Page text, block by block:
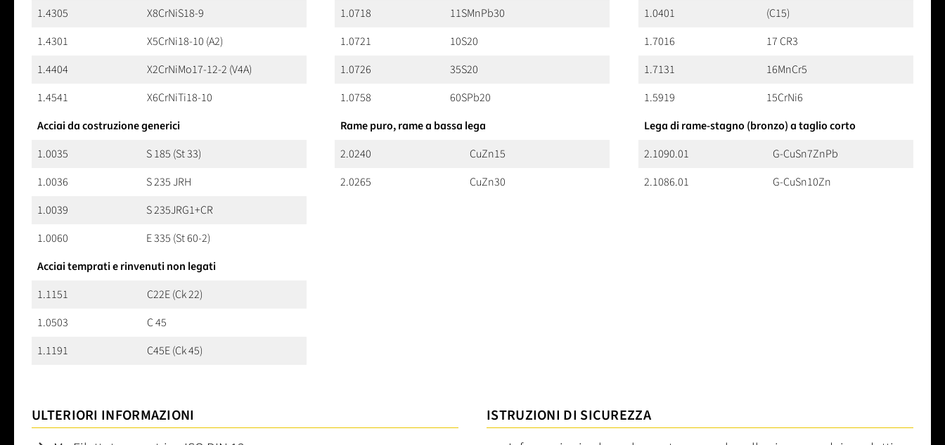
1.4305
X8CrNiS18-9
1.4301
X5CrNi18-10 (A2)
1.4404
X2CrNiMo17-12-2 (V4A)
1.4541
X6CrNiTi18-10
1.0718
11SMnPb30
1.0721
10S20
1.0726
35S20
1.0758
60SPb20
1.0401
(C15)
1.7016
17 CR3
1.7131
16MnCr5
1.5919
15CrNi6
Acciai da costruzione generici
1.0035
S 185 (St 33)
1.0036
S 235 JRH
1.0039
S 235JRG1+CR
1.0060
E 335 (St 60-2)
Rame puro, rame a bassa lega
2.0240
CuZn15
2.0265
CuZn30
Lega di rame-stagno (bronzo) a taglio corto
2.1090.01
G-CuSn7ZnPb
2.1086.01
G-CuSn10Zn
Acciai temprati e rinvenuti non legati
1.1151
C22E (Ck 22)
1.0503
C 45
1.1191
C45E (Ck 45)
ULTERIORI INFORMAZIONI
ISTRUZIONI DI SICUREZZA